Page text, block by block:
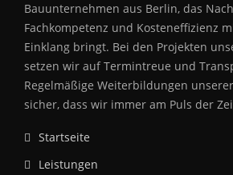
Bauunternehmen aus Berlin, das
Fachkompetenz und Kosteneffizienz
Einklang bringt. Bei den Projekten
setzen wir auf Termintreue und
Regelmäßige Weiterbildungen
sicher, dass wir immer am Puls der
Startseite
Leistungen